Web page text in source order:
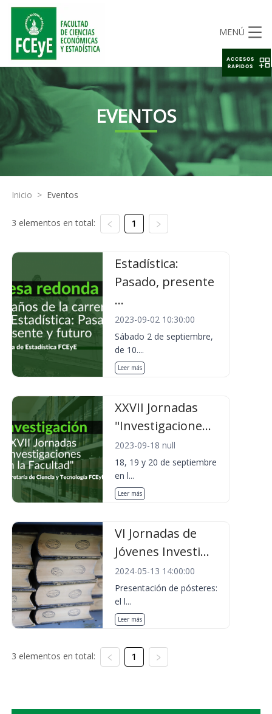
MENÚ
EVENTOS
Inicio > Eventos
3 elementos en total: 1
Estadística:
Pasado, presente
...
2023-09-02 10:30:00
Sábado 2 de septiembre,
de 10....
Leer más
XXVII Jornadas
"Investigacione...
2023-09-18 null
18, 19 y 20 de septiembre
en l...
Leer más
VI Jornadas de
Jóvenes Investi...
2024-05-13 14:00:00
Presentación de pósteres:
el l...
Leer más
3 elementos en total: 1
ACCESOS
RAPIDOS